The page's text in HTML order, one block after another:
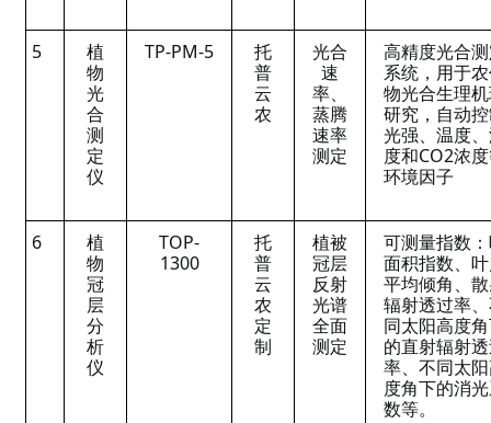
5
植
物
光
合
测
定
仪
TP-PM-5
托
普
云
农
光合
速
率、
蒸腾
速率
测定
高精度光合
系统，用于
物光合生理
研究，自动
光强、温度
度和CO2浓
环境因子
6
植
物
冠
层
分
析
仪
TOP-
1300
托
普
云
农
定
制
植被
冠层
反射
光谱
全面
测定
可测量指数
面积指数、
平均倾角、
辐射透过率
同太阳高度
的直射辐射
率、不同太
度角下的消
数等。